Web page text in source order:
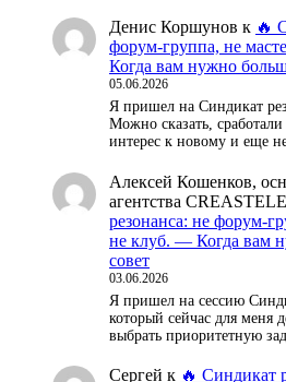
Денис Коршунов к 🔥
форум-группа, не
Когда вам нужно
05.06.2026
Я пришел на Синдикат
Можно сказать,
интерес к новому и еще
Алексей Кошенков,
агентства CREASTELE
резонанса: не форум-
не клуб. — Когда вам
совет
03.06.2026
Я пришел на сессию
который сейчас для меня
выбрать приоритетную
Сергей к 🔥 Синдикат